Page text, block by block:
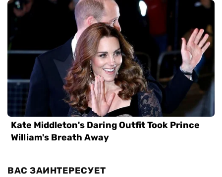
ВАС ЗАИНТЕРЕСУЕТ